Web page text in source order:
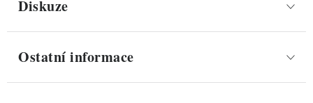
Diskuze
Ostatní informace